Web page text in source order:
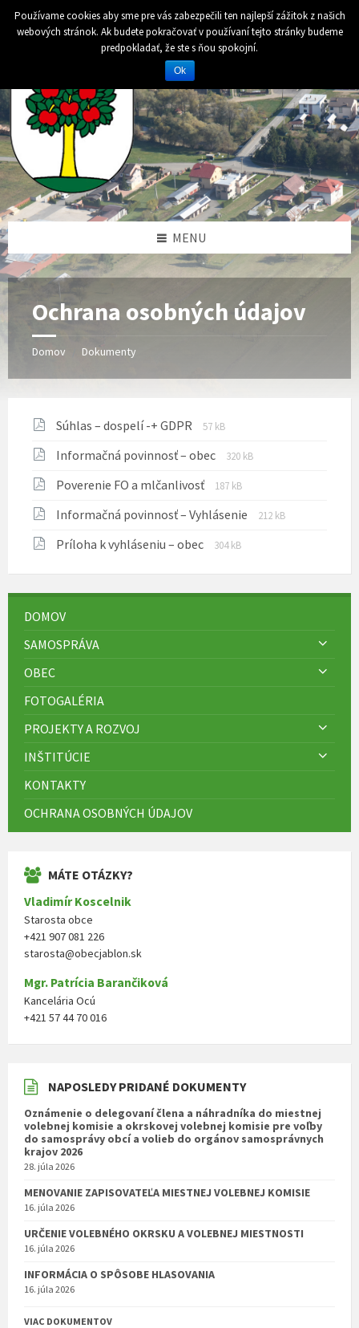
Preskočiť
obsah
Preskočiť
ľavý
Preskočiť
pravý
Preskočiť
pätičku
MENU
Ochrana osobných údajov
Domov Dokumenty
Súhlas – dospelí -+ GDPR
Prípona
pdf
Veľkosť
57 kB
Informačná povinnosť – obec
Prípona
pdf
Veľkosť
320 kB
Poverenie FO a mlčanlivosť
Prípona
pdf
Veľkosť
187 kB
Informačná povinnosť – Vyhlásenie
Prípona
Veľkosť
212 kB
Príloha k vyhláseniu – obec
Prípona
pdf
Veľkosť
304 kB
DOMOV
SAMOSPRÁVA
OBEC
FOTOGALÉRIA
PROJEKTY A ROZVOJ
INŠTITÚCIE
KONTAKTY
OCHRANA OSOBNÝCH ÚDAJOV
MÁTE OTÁZKY?
Vladimír Koscelnik
Starosta obce
+421 907 081 226
starosta@obecjablon.sk
Mgr. Patrícia Barančiková
Kancelária Ocú
+421 57 44 70 016
NAPOSLEDY PRIDANÉ DOKUMENTY
Oznámenie o delegovaní člena a náhradníka do miestnej
volebnej komisie a okrskovej volebnej komisie pre voľby
do samosprávy obcí a volieb do orgánov samosprávnych
krajov 2026
28. júla 2026
MENOVANIE ZAPISOVATEĽA MIESTNEJ VOLEBNEJ KOMISIE
16. júla 2026
URČENIE VOLEBNÉHO OKRSKU A VOLEBNEJ MIESTNOSTI
16. júla 2026
INFORMÁCIA O SPÔSOBE HLASOVANIA
16. júla 2026
VIAC DOKUMENTOV
Používame cookies aby sme pre vás zabezpečili ten najlepší zážitok z našich
webových stránok. Ak budete pokračovať v používaní tejto stránky budeme
predpokladať, že ste s ňou spokojní.
Ok